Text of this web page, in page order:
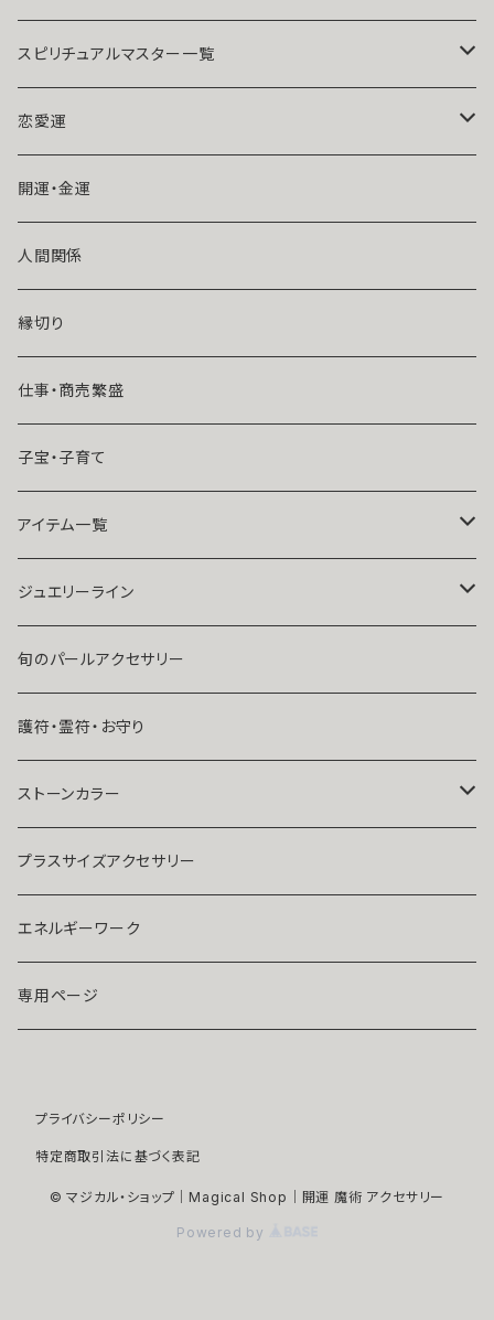
念 恋愛運 失恋 リセット
縁結び 恋愛成就 お守り 強力
スピリチュアルマスター一覧
魔術師アリエル
悪魔術師べリアル
風水師さくら
魔術師恋雪
魔術師N.Kelly
魔術師Sara Serendipity
祈祷師澪央
ユタ玉城陽
恋愛運
片思い
ライバルの居る恋（略奪したい）
年齢差のある恋（年上・年下）
マンネリ気味の恋
遠距離
復縁したい・取り戻したい愛情
人に言えない関係
出会いが欲しい
結婚したい
人気運・モテる
開運・金運
人間関係
縁切り
仕事・商売繁盛
子宝・子育て
アイテム一覧
ネックレス
ブレスレット・アンクレット
リング
イヤリング・ピアス
ストラップ・キーホルダー
マスクピアス
ブローチ
開運アイテム
浄化アイテム
ジュエリーライン
Ｋ１０
K１４
Ｋ１８
プラチナ
ダイヤモンド
モアサナイト
パール
旬のパールアクセサリー
護符・霊符・お守り
ストーンカラー
クリア
ブルー
レッド
ピンク
イエロー
プラスサイズアクセサリー
エネルギーワーク
専用ページ
プライバシーポリシー
特定商取引法に基づく表記
© マジカル・ショップ｜Magical Shop｜開運 魔術 アクセサリー
Powered by